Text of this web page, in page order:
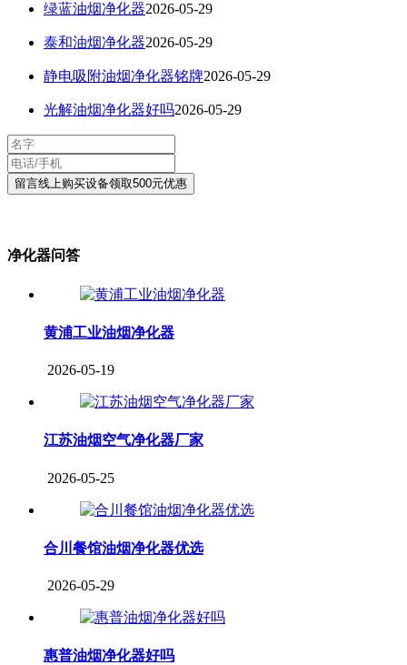
绿蓝油烟净化器2026-05-29
泰和油烟净化器2026-05-29
静电吸附油烟净化器铭牌2026-05-29
光解油烟净化器好吗2026-05-29
净化器问答
黄浦工业油烟净化器
2026-05-19
江苏油烟空气净化器厂家
2026-05-25
合川餐馆油烟净化器优选
2026-05-29
惠普油烟净化器好吗